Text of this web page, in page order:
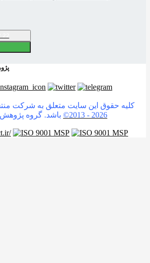
کلیه حقوق این سایت متعلق به شرکت
©2013 - 2026